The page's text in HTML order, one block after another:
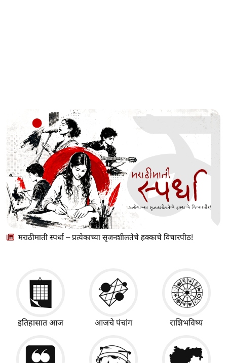
मराठीमाती स्पर्धा – प्रत्येकाच्या सृजनशीलतेचे हक्काचे विचारपीठ!
इतिहासात आज आजचे पंचांग राशिभविष्य